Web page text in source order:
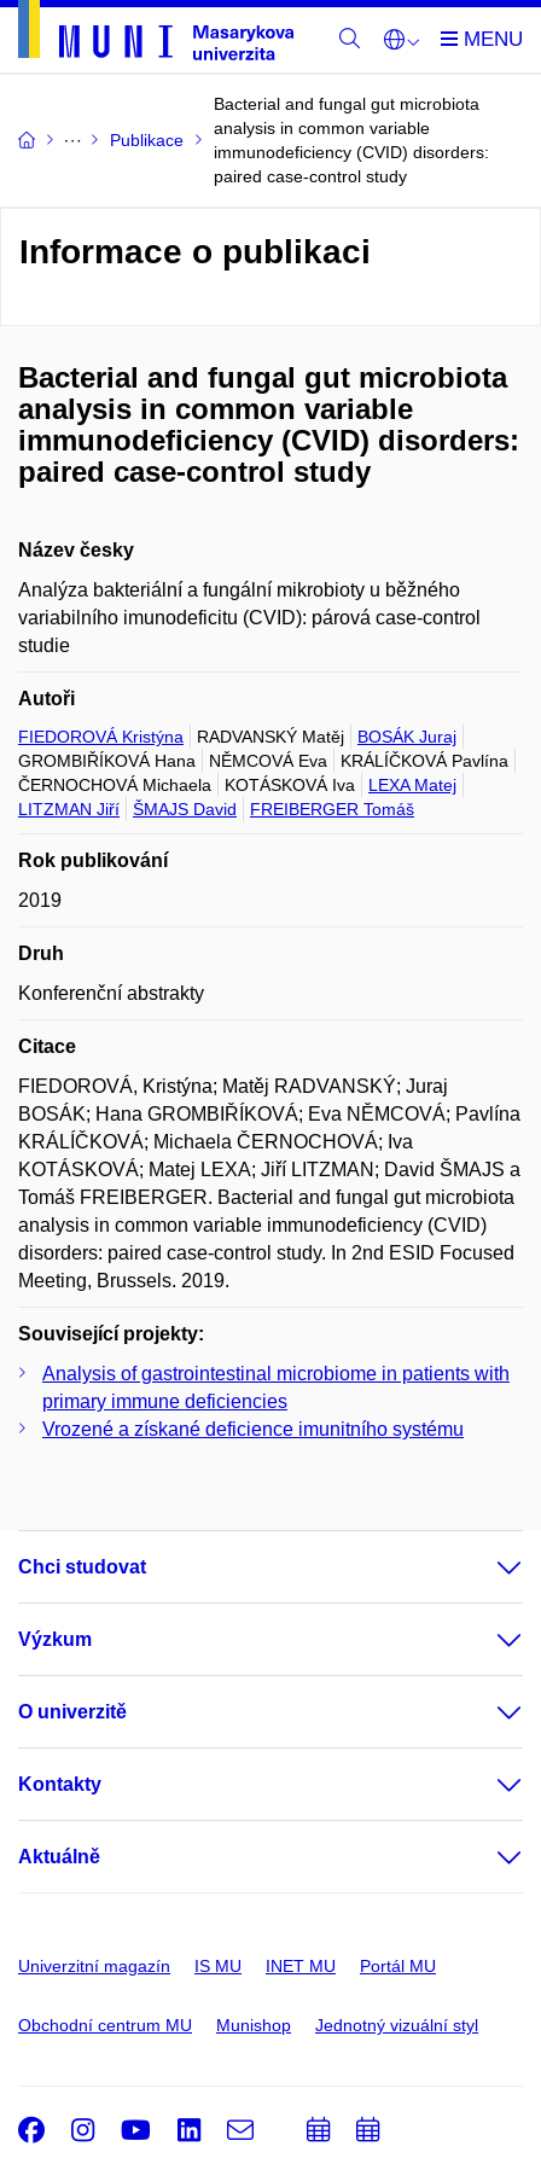
Publikace
Bacterial and fungal gut microbiota
analysis in common variable
immunodeficiency (CVID) disorders:
paired case-control study
Informace o publikaci
Bacterial and fungal gut microbiota
analysis in common variable
immunodeficiency (CVID) disorders:
paired case-control study
Název česky
Analýza bakteriální a fungální mikrobioty u běžného
variabilního imunodeficitu (CVID): párová case-control
studie
Autoři
FIEDOROVÁ Kristýna RADVANSKÝ Matěj
BOSÁK Juraj
GROMBIŘÍKOVÁ Hana
NĚMCOVÁ Eva
KRÁLÍČKOVÁ Pavlína
ČERNOCHOVÁ Michaela
KOTÁSKOVÁ Iva
LEXA Matej
LITZMAN Jiří
ŠMAJS David FREIBERGER Tomáš
Rok publikování
2019
Druh
Konferenční abstrakty
Citace
FIEDOROVÁ, Kristýna; Matěj RADVANSKÝ; Juraj
BOSÁK; Hana GROMBIŘÍKOVÁ; Eva NĚMCOVÁ; Pavlína
KRÁLÍČKOVÁ; Michaela ČERNOCHOVÁ; Iva
KOTÁSKOVÁ; Matej LEXA; Jiří LITZMAN; David ŠMAJS a
Tomáš FREIBERGER. Bacterial and fungal gut microbiota
analysis in common variable immunodeficiency (CVID)
disorders: paired case-control study. In 2nd ESID Focused
Meeting, Brussels. 2019.
Související projekty:
Analysis of gastrointestinal microbiome in patients with
primary immune deficiencies
Vrozené a získané deficience imunitního systému
Chci studovat
Výzkum
O univerzitě
Kontakty
Aktuálně
Univerzitní magazín IS MU INET MU Portál MU
Obchodní centrum MU Munishop Jednotný vizuální styl
Facebook
Instagram
Youtube
LinkedIn
e-
PřidatPřidat